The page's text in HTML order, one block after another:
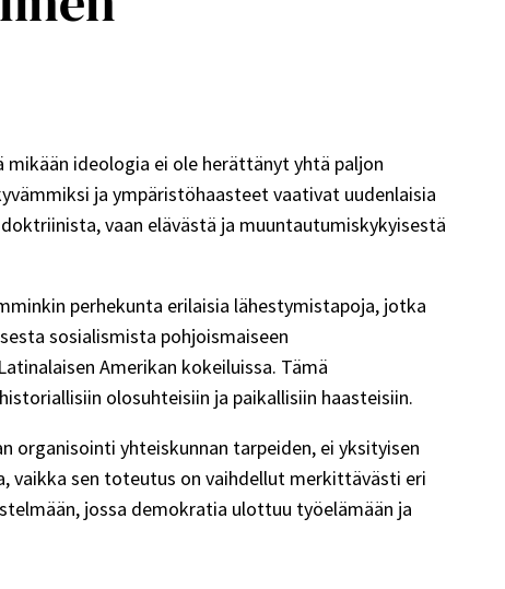
ideologia ei ole herättänyt yhtä paljon
ja ympäristöhaasteet vaativat uudenlaisia
vaan elävästä ja muuntautumiskykyisestä
perhekunta erilaisia lähestymistapoja, jotka
sosialismista pohjoismaiseen
Amerikan kokeiluissa. Tämä
olosuhteisiin ja paikallisiin haasteisiin.
organisointi yhteiskunnan tarpeiden, ei yksityisen
vaikka sen toteutus on vaihdellut merkittävästi eri
jossa demokratia ulottuu työelämään ja